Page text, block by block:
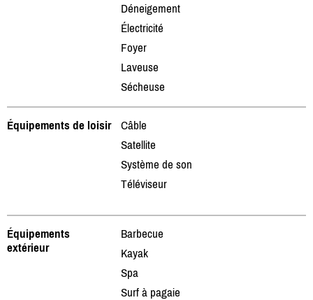
Déneigement
Électricité
Foyer
Laveuse
Sécheuse
Équipements de loisir
Câble
Satellite
Système de son
Téléviseur
Équipements
extérieur
Barbecue
Kayak
Spa
Surf à pagaie